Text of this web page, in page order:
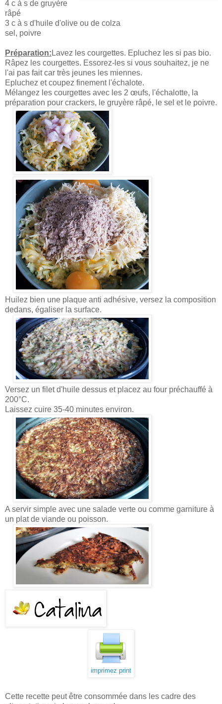
4 c à s de gruyère
râpé
3 c à s d'huile d'olive ou de colza
sel, poivre
Préparation: Lavez les courgettes. Epluchez les si pas bio.
Râpez les courgettes. Essorez-les si vous souhaitez, je ne
l'ai pas fait car très jeunes les miennes.
Epluchez et coupez finement l'échalote.
Mélangez les courgettes avec les 2 œufs, l'échalotte, la
préparation pour crackers, le gruyère râpé, le sel et le poivre.
Huilez bien une plaque anti adhésive, versez la composition
dedans, égaliser la surface.
Versez un filet d'huile dessus et placez au four préchauffé à
200°C.
Laissez cuire 35-40 minutes environ.
A servir simple avec une salade verte ou comme garniture à
un plat de viande ou poisson.
imprimez print
Cette recette peut être consommée dans les cadre des